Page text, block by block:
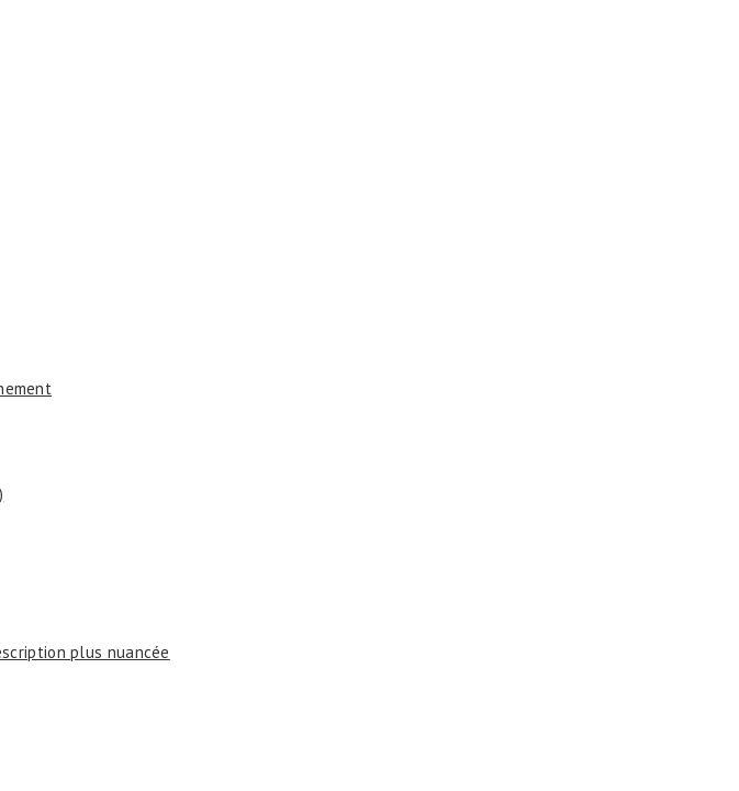
plus nuancée